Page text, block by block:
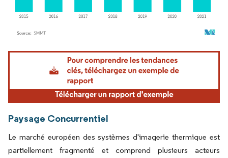
Image © Mordor Intelligence. La réutilisation nécessite une attribution sous CC BY
Paysage Concurrentiel
Le marché européen des systèmes d'imagerie thermique est
partiellement fragmenté et comprend plusieurs acteurs